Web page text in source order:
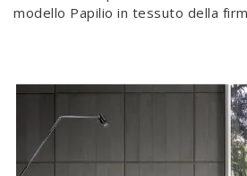
modello Papilio in tessuto della